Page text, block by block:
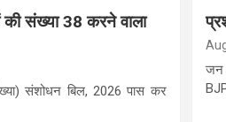
संख्या 38 करने वाला
संशोधन बिल, 2026 पास कर
जन